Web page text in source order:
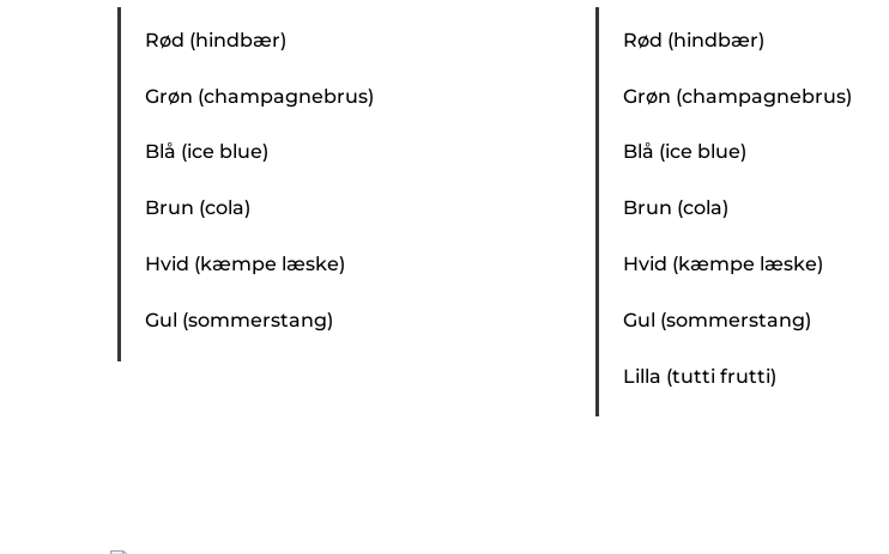
Rød (hindbær)
Grøn (champagnebrus)
Blå (ice blue)
Brun (cola)
Hvid (kæmpe læske)
Gul (sommerstang)
Rød (hindbær)
Grøn (champagnebrus)
Blå (ice blue)
Brun (cola)
Hvid (kæmpe læske)
Gul (sommerstang)
Lilla (tutti frutti)